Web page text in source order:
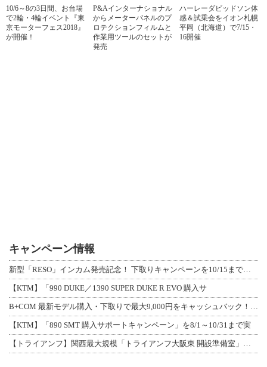
10/6～8の3日間、お台場
で2輪・4輪イベント『東
京モーターフェス2018』
が開催！
P&Aインターナショナル
からメーターパネルのプ
ロテクションフィルムと
作業用ツールのセットが
発売
ハーレーダビッドソン体
感＆試乗会をイオン札幌
平岡（北海道）で7/15・
16開催
キャンペーン情報
新型「RESO」インカム発売記念！ 下取りキャンペーンを10/15まで延長して開
【KTM】「990 DUKE／1390 SUPER DUKE R EVO 購入サ
B+COM 最新モデル購入・下取りで最大9,000円をキャッシュバック！「B+F
【KTM】「890 SMT 購入サポートキャンペーン」を8/1～10/31まで実
【トライアンフ】関西最大規模「トライアンフ大阪東 開設準備室」がオープン！ 限定